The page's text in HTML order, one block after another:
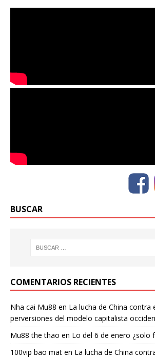
BUSCAR
COMENTARIOS RECIENTES
Nha cai Mu88 en La lucha de China contra
perversiones del modelo capitalista
Mu88 the thao en Lo del 6 de enero ¿solo
100vip bao mat en La lucha de China